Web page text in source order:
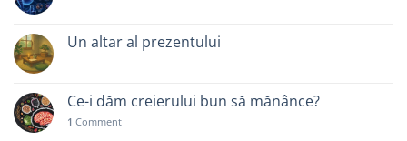
Un altar al prezentului
Ce-i dăm creierului bun să mănânce?
1 Comment